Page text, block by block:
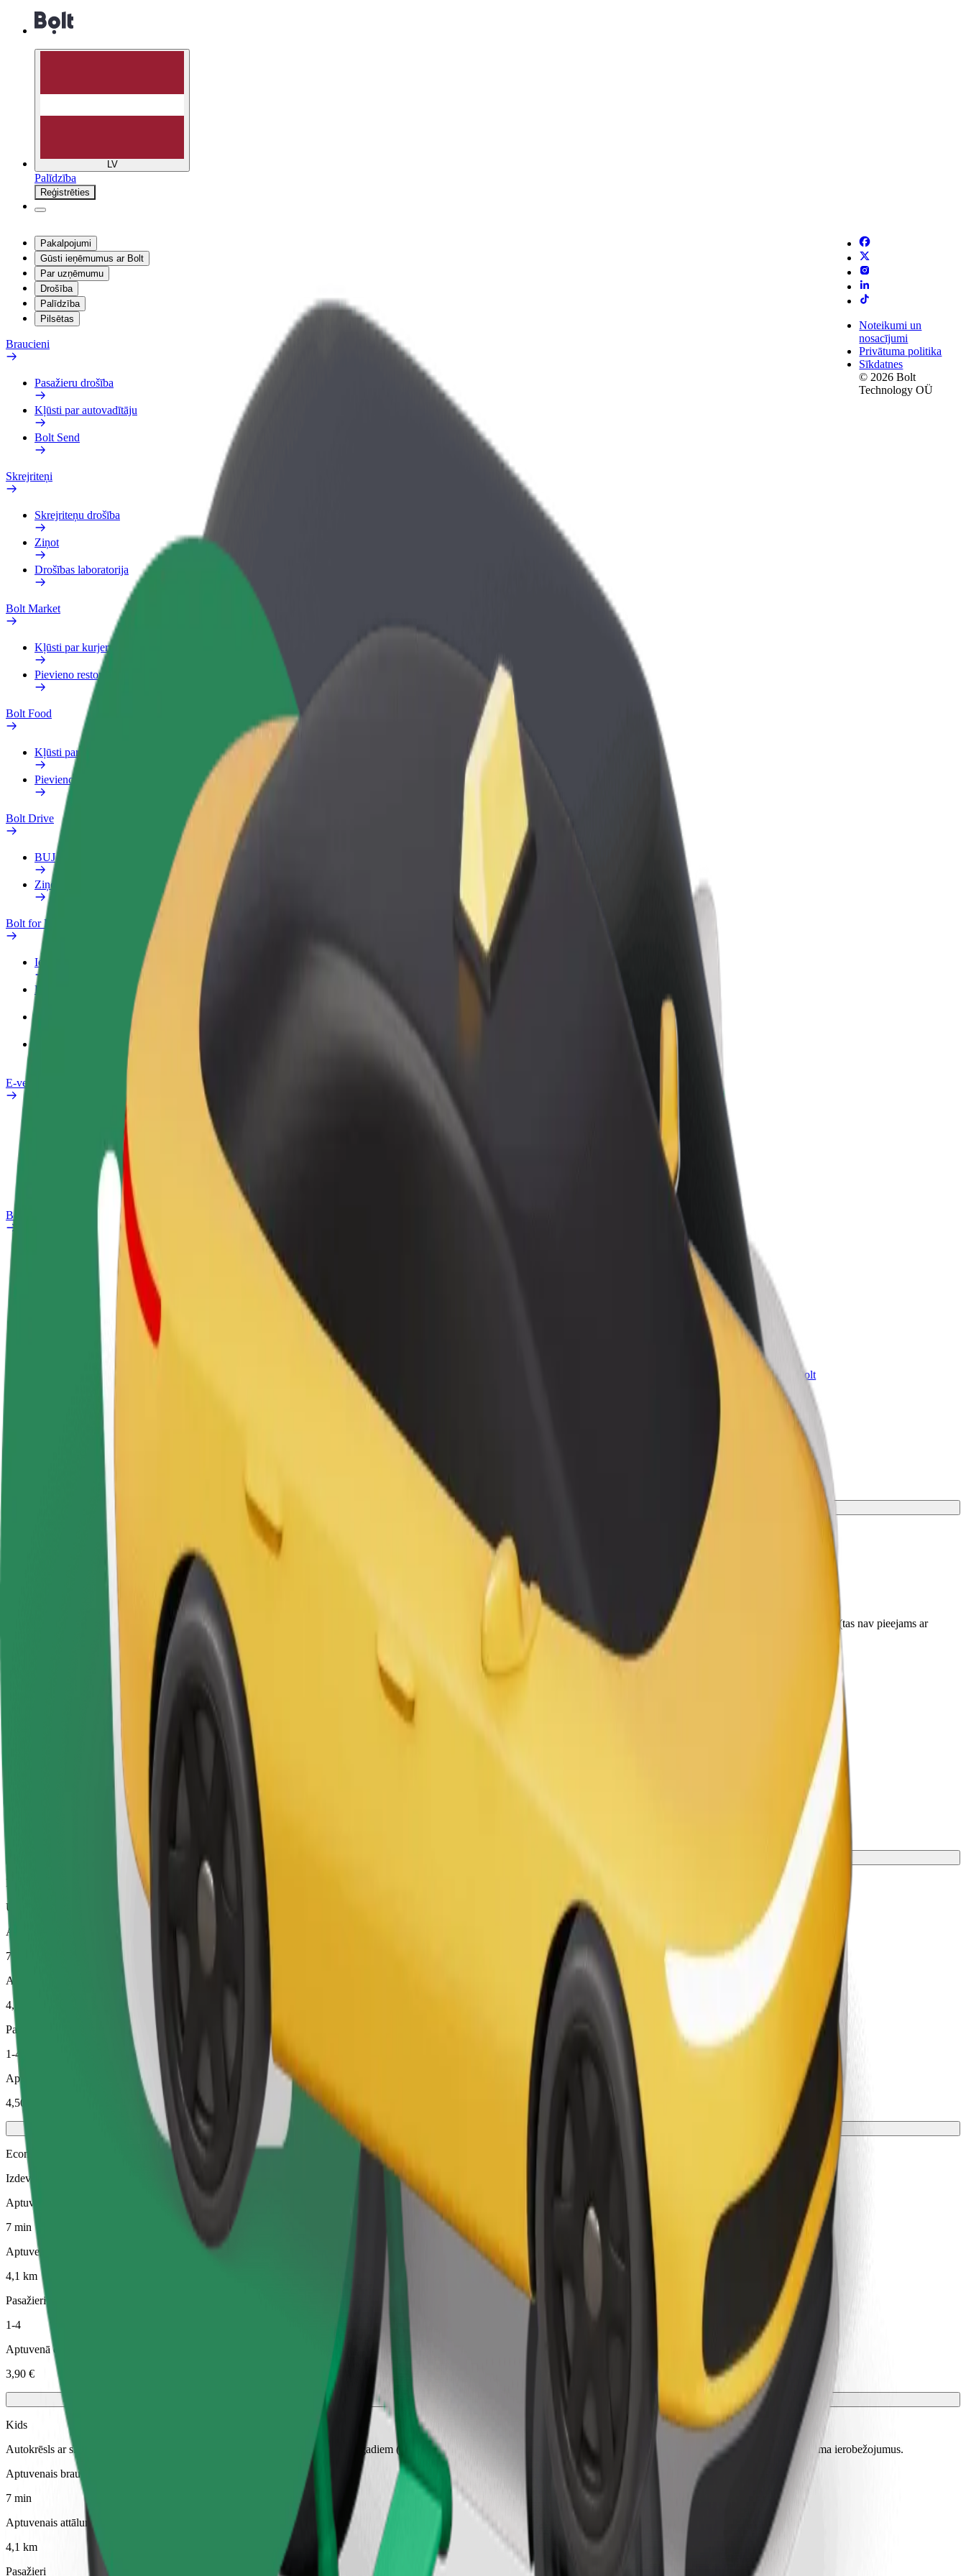
LV
Palīdzība
Reģistrēties
Pakalpojumi
Gūsti ieņēmumus ar Bolt
Par uzņēmumu
Drošība
Palīdzība
Pilsētas
Braucieni
Pasažieru drošība
Kļūsti par autovadītāju
Bolt Send
Skrejriteņi
Skrejriteņu drošība
Ziņot
Drošības laboratorija
Bolt Market
Kļūsti par kurjeru
Pievieno restorānu vai veikalu
Bolt Food
Kļūsti par kurjeru
Pievieno restorānu vai veikalu
Bolt Drive
BUJ
Ziņo par transportlīdzekli
Bolt for Business
Ieguvumi
Darba Profils
Bolt Food uzņēmumiem
E-velosipēdi
Drošības laboratorija
Bolt Plus
Kā pievienoties
Gūsti ieņēmumus, kā
Pievieno restorānu vai veikalu
Sasniedz vairāk klientu un paaugstini
Bolt for Business
Tavam uzņēmumam pielāgoti Bolt
Noteikumi un
nosacījumi
Privātuma politika
Sīkdatnes
© 2026 Bolt
Technology OÜ
Kā nokļūt no: Daugavpils Regional Hospital uz: Daugavpils Kultūras Pils
Tev no: Daugavpils Regional Hospital jānokļūst uz: Daugavpils Kultūras Pils? Uzzini, kuri pakalpojumi pieejami Tavā pilsētā un izvēlies ceļam piemērotāko braucienu.
Lejupielādēt lietotni
Daugavpils Regional Hospital
Ērtība un komforts ir tikai dažu pieskārienu attālumā!
Autovadītāji šajā kategorijā var palīdzēt vecāka gadagājuma cilvēkiem un personām ar invaliditāti. Ja Tev ir īpaši lūgumi, informē autovadītāju pirms saņemšanas. Ratiņkrēsli ir jāsaloka (tas nav pieejams ar
Aptuvenais brauciena ilgums
Bolt
Uzticami braucieni ikdienas vidēja izmēra auto
Aptuvenais brauciena ilgums
7 min
Aptuvenais attālums
4,1 km
Pasažieri
1-4
Aptuvenā cena
4,50 €
Economy
Izdevīgi braucieni vienkāršos auto
Aptuvenais brauciena ilgums
7 min
Aptuvenais attālums
4,1 km
Pasažieri
1-4
Aptuvenā cena
3,90 €
Kids
Autokrēsls ar siksnām nodrošina drošu braucienu bērniem vecumā no 2 līdz 6 gadiem (aptuveni 10–30 kg). Sazinies ar autovadītāju, lai noskaidrotu precīzu vecumu, svaru un auguma ierobežojumus.
Aptuvenais brauciena ilgums
7 min
Aptuvenais attālums
4,1 km
Pasažieri